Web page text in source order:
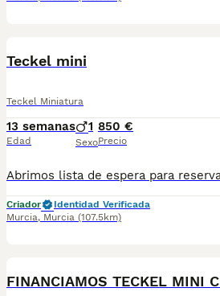
Teckel mini
Teckel Miniatura
13 semanas
Edad
1
Sexo
850 €
Precio
Criador
Identidad Verificada
Murcia, Murcia (107.5km)